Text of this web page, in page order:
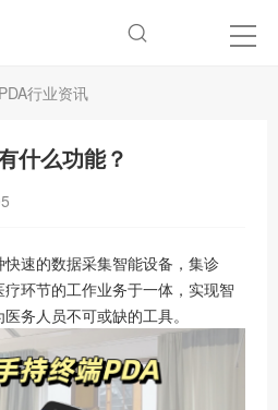
PDA行业资讯
什么功能？
速的数据采集智能设备，集诊
环节的工作业务于一体，实现智
务人员不可或缺的工具。